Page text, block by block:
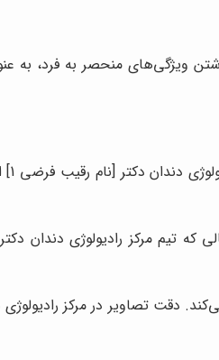
ویژگی‌های منحصر به فرد، به
از
که تیم مرکز رادیولوژی دندان
دقت تصاویر در مرکز رادیولوژی